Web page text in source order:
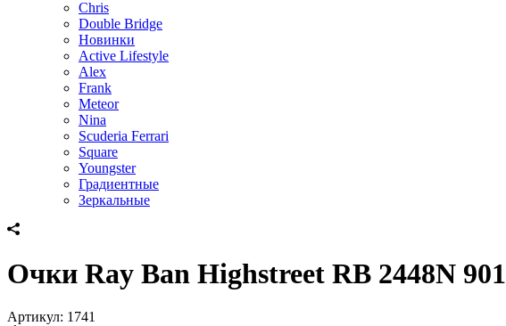
Chris
Double Bridge
Новинки
Active Lifestyle
Alex
Frank
Meteor
Nina
Scuderia Ferrari
Square
Youngster
Градиентные
Зеркальные
Очки Ray Ban Highstreet RB 2448N 901
Артикул: 1741